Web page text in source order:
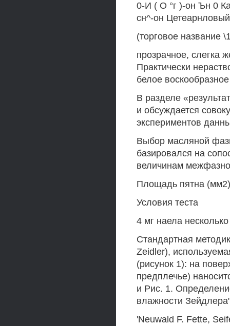
0-И ( О °г )-он Ън 0
сн^-он
(торговое название
прозрачное, слегка
Практически
белое
В разделе
и обсуждается
экспериментов
Выбор масляной
базировался на
величинам
Площадь пятна
Условия теста
4 мг наела
Стандартная
Zeidler),
(рисунок 1): на
предплечье)
и Рис. 1.
влажности
'Neuwald F. Fette,